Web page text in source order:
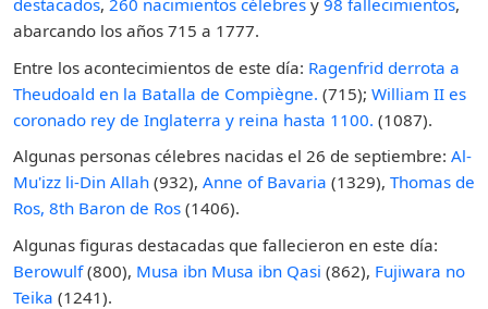
destacados, 260 nacimientos célebres y 98 fallecimientos,
abarcando los años 715 a 1777.
Entre los acontecimientos de este día: Ragenfrid derrota a
Theudoald en la Batalla de Compiègne. (715); William II es
coronado rey de Inglaterra y reina hasta 1100. (1087).
Algunas personas célebres nacidas el 26 de septiembre: Al-
Mu'izz li-Din Allah (932), Anne of Bavaria (1329), Thomas de
Ros, 8th Baron de Ros (1406).
Algunas figuras destacadas que fallecieron en este día:
Berowulf(800), Musa ibn Musa ibn Qasi (862), Fujiwara no
Teika (1241).